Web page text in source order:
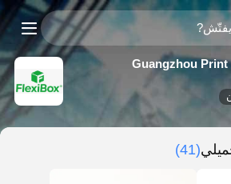
Guangzhou Print
(41)